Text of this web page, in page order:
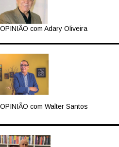
OPINIÃO com Adary Oliveira
OPINIÃO com Walter Santos